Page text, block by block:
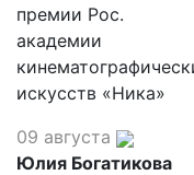
премии Рос.
академии
искусств «Ника»
09 августа
Юлия Богатикова